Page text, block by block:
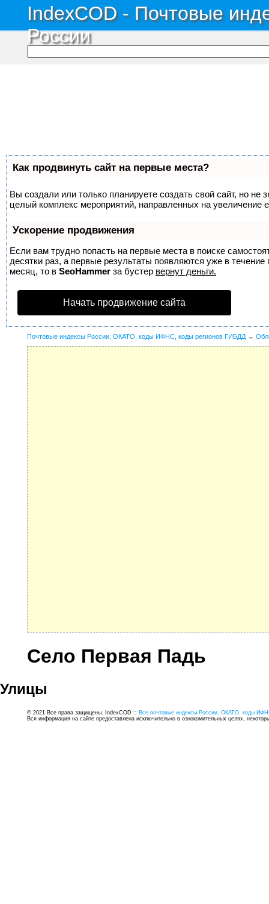
IndexCOD - Почтовые
России
Как продвинуть сайт на первые места?
Вы создали или только планируете создать свой сайт, но не
целый комплекс мероприятий, направленных на увеличение
Ускорение продвижения
Если вам трудно попасть на первые места в поиске
десятки раз, а первые результаты появляются уже в
месяц, то в SeoHammer за бустер вернут деньги.
Начать продвижение сайта
Почтовые индексы России, ОКАТО, коды ИФНС, коды регионов ГИБДД →
Село Первая Падь
Улицы
© 2021 Все права защищены. IndexCOD :: Все почтовые индексы России, ОКАТО, коды
Вся информация на сайте предоставлена исключительно в ознокомительных целях,